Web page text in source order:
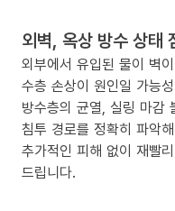
외벽, 옥상 방수 상태
외부에서 유입된 물이 벽
수층 손상이 원인일 가능
방수층의 균열, 실링 마감
침투 경로를 정확히 파악해
추가적인 피해 없이 재빨
드립니다.